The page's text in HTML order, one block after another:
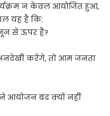
न केवल आयोजित हुआ,
यह है कि:
से ऊपर हैं?
करेंगे, तो आम जनता
आयोजन बंद क्यों नहीं